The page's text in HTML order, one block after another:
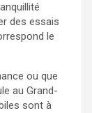
des essais
le
ou que
au Grand-
sont à